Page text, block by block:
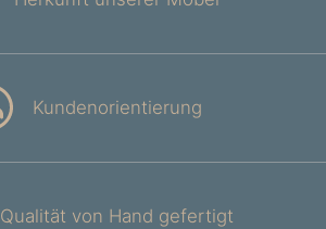
Kundenorientierung
Qualität von Hand gefertigt